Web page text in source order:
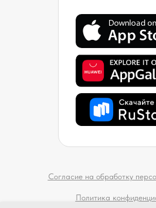
Согласие на обработку
Политика